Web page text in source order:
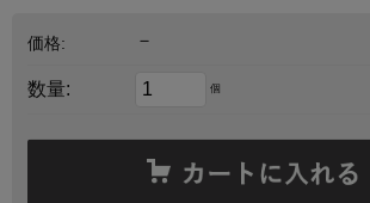
価格: －
数量: 個